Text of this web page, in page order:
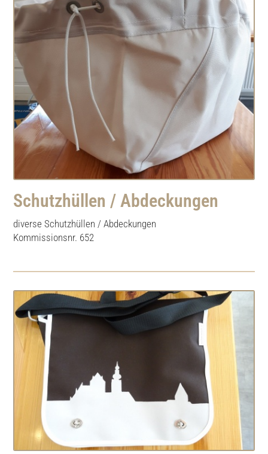
Schutzhüllen / Abdeckungen
diverse Schutzhüllen / Abdeckungen
Kommissionsnr. 652